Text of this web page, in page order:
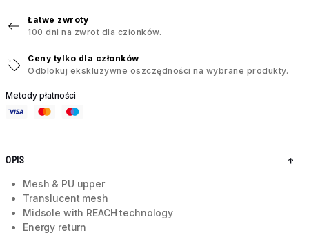
Łatwe zwroty
100 dni na zwrot dla członków.
Ceny tylko dla członków
Odblokuj ekskluzywne oszczędności na wybrane produkty.
Metody płatności
OPIS
Mesh & PU upper
Translucent mesh
Midsole with REACH technology
Energy return